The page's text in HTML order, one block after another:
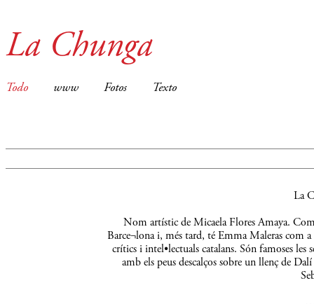
La Chunga
Todo www Fotos Texto
La
Nom artístic de Micaela Flores Amaya.
Barce¬lona i, més tard, té Emma Maleras com
crítics i intel•lectuals catalans. Són famoses
amb els peus descalços sobre un llenç de